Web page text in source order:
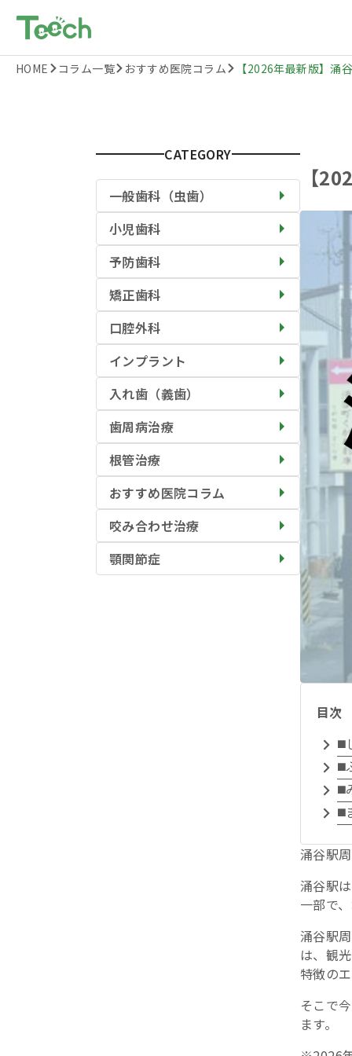
HOME コラム一覧 おすすめ医院コラム 【2026年最新版】涌
CATEGORY
一般歯科（虫歯）
小児歯科
予防歯科
矯正歯科
口腔外科
インプラント
入れ歯（義歯）
歯周病治療
根管治療
おすすめ医院コラム
咬み合わせ治療
顎関節症
【
目次
◼️
◼️
◼️
◼️
涌谷駅
涌谷駅
一部で
涌谷駅
は、観
特徴の
そこで
ます。